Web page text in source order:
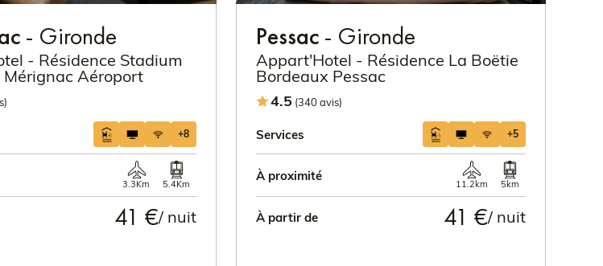
- Gironde
- Résidence Stadium
Aéroport
+8
3.3Km 5.4Km
41 €/ nuit
Pessac - Gironde
Appart'Hotel - Résidence La Boëtie
Bordeaux Pessac
4.5 (340 avis)
Services +5
À proximité
11.2km 5km
À partir de 41 €/ nuit